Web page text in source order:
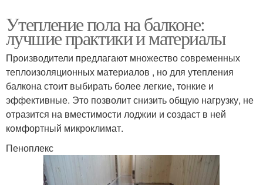
Утепление пола на балконе:
лучшие практики и материалы
Производители предлагают множество современных
теплоизоляционных материалов , но для утепления
балкона стоит выбирать более легкие, тонкие и
эффективные. Это позволит снизить общую нагрузку, не
отразится на вместимости лоджии и создаст в ней
комфортный микроклимат.
Пеноплекс